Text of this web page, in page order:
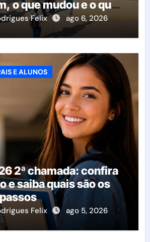
o que mudou e o que
educação brasileira
Felix ago 6, 2026
E ALUNOS
2ª chamada: confira
e saiba quais são os
Felix ago 5, 2026